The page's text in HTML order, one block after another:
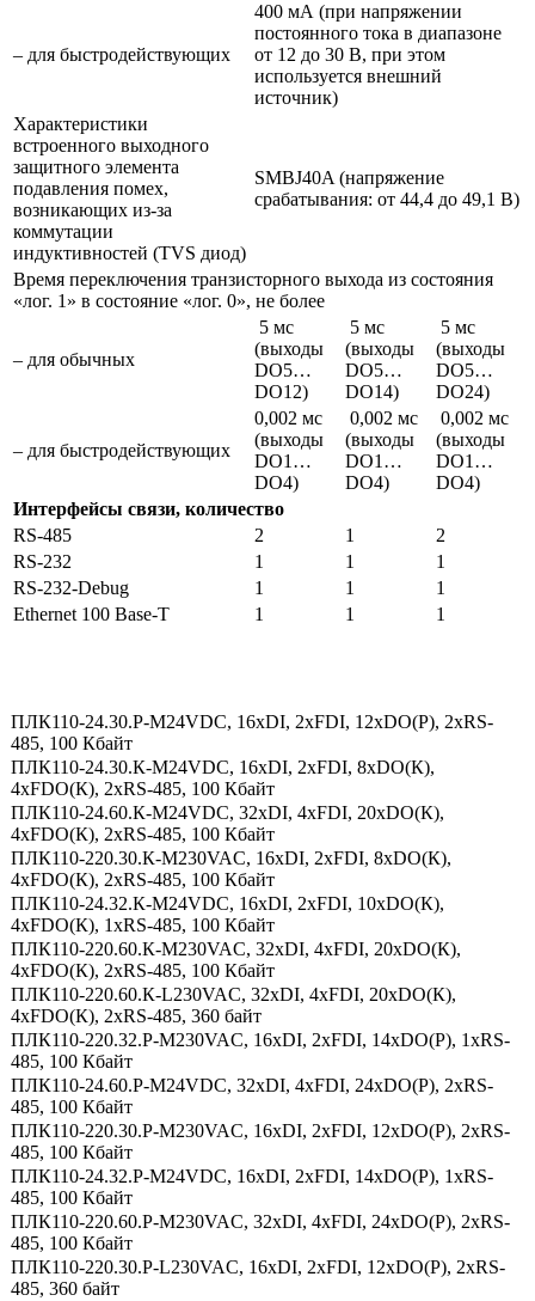
– для быстродействующих
400 мА (при напряжении
постоянного тока в диапазоне
от 12 до 30 В, при этом
используется внешний
источник)
Характеристики
встроенного выходного
защитного элемента
подавления помех,
возникающих из-за
коммутации
индуктивностей (TVS диод)
SMBJ40A (напряжение
срабатывания: от 44,4 до 49,1 В)
Время переключения транзисторного выхода из состояния
«лог. 1» в состояние «лог. 0», не более
– для обычных
5 мс
(выходы
DО5…
DО12)
5 мс
(выходы
DО5…
DО14)
5 мс
(выходы
DО5…
DО24)
– для быстродействующих
0,002 мс
(выходы
DО1…
DО4)
0,002 мс
(выходы
DО1…
DО4)
0,002 мс
(выходы
DО1…
DО4)
Интерфейсы связи, количество
RS-485
2 1
2
RS-232
1 1
1
RS-232-Debug
1 1
1
Ethernet 100 Base-T
1 1 1
ПЛК110-24.30.Р-М24VDC, 16xDI, 2xFDI, 12xDO(Р), 2xRS-
485, 100 Кбайт
ПЛК110-24.30.К-М24VDC, 16xDI, 2xFDI, 8xDO(К),
4xFDO(К), 2xRS-485, 100 Кбайт
ПЛК110-24.60.К-М24VDC, 32xDI, 4xFDI, 20xDO(К),
4xFDO(К), 2xRS-485, 100 Кбайт
ПЛК110-220.30.К-М230VAC, 16xDI, 2xFDI, 8xDO(К),
4xFDO(К), 2xRS-485, 100 Кбайт
ПЛК110-24.32.К-М24VDC, 16xDI, 2xFDI, 10xDO(К),
4xFDO(К), 1xRS-485, 100 Кбайт
ПЛК110-220.60.К-М230VAC, 32xDI, 4xFDI, 20xDO(К),
4xFDO(К), 2xRS-485, 100 Кбайт
ПЛК110-220.60.К-L230VAC, 32xDI, 4xFDI, 20xDO(К),
4xFDO(К), 2xRS-485, 360 байт
ПЛК110-220.32.Р-М230VAC, 16xDI, 2xFDI, 14xDO(Р), 1xRS-
485, 100 Кбайт
ПЛК110-24.60.Р-М24VDC, 32xDI, 4xFDI, 24xDO(Р), 2xRS-
485, 100 Кбайт
ПЛК110-220.30.Р-М230VAC, 16xDI, 2xFDI, 12xDO(Р), 2xRS-
485, 100 Кбайт
ПЛК110-24.32.Р-М24VDC, 16xDI, 2xFDI, 14xDO(Р), 1xRS-
485, 100 Кбайт
ПЛК110-220.60.Р-М230VAC, 32xDI, 4xFDI, 24xDO(Р), 2xRS-
485, 100 Кбайт
ПЛК110-220.30.Р-L230VAC, 16xDI, 2xFDI, 12xDO(Р), 2xRS-
485, 360 байт